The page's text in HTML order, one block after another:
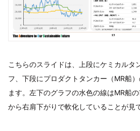
こちらのスライドは、上段にケミカルタ
フ、下段にプロダクトタンカー（MR船
ます。左下のグラフの水色の線はMR船
から右肩下がりで軟化していることが見